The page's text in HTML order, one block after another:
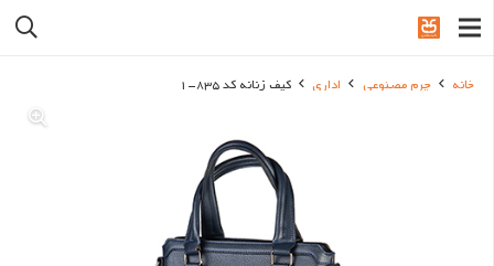
خانه چرم مصنوعی اداری کیف زنانه کد 835-1